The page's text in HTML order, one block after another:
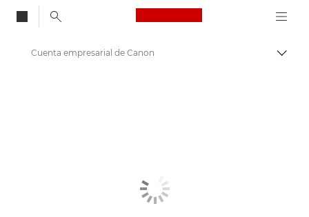
Canon Logo, back
Cuenta empresarial de Canon